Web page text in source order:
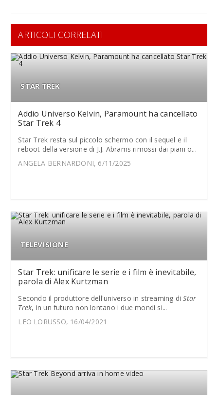
ARTICOLI CORRELATI
STAR TREK
Addio Universo Kelvin, Paramount ha cancellato
Star Trek 4
Star Trek resta sul piccolo schermo con il sequel e il
reboot della versione di J.J. Abrams rimossi dai piani o...
ANGELA BERNARDONI, 6/11/2025
TELEVISIONE
Star Trek: unificare le serie e i film è inevitabile,
parola di Alex Kurtzman
Secondo il produttore dell'universo in streaming diStar
Trek, in un futuro non lontano i due mondi si...
LEO LORUSSO, 16/04/2021